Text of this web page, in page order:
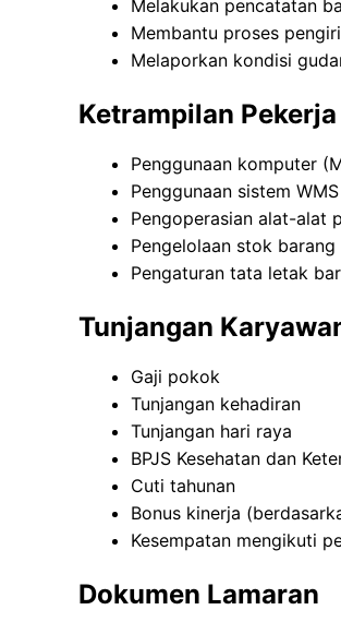
Melakukan pencatatan
Membantu proses
Melaporkan kondisi
Ketrampilan Pekerja
Penggunaan komputer
Penggunaan sistem
Pengoperasian alat-alat
Pengelolaan stok barang
Pengaturan tata letak
Tunjangan
Gaji pokok
Tunjangan kehadiran
Tunjangan hari raya
BPJS Kesehatan dan
Cuti tahunan
Bonus kinerja
Kesempatan mengikuti
Dokumen Lamaran